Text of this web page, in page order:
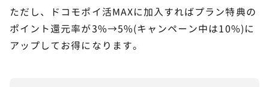
ただし、ドコモポイ活MAXに加入すればプラン特典の
ポイント還元率が3%→5%(キャンペーン中は10%)に
アップしてお得になります。